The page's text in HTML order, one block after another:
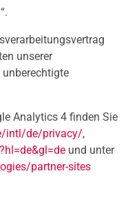
unserer
Analytics 4 finden Sie
/intl/de/privacy/,
?hl=de&gl=de und unter
/partner-sites